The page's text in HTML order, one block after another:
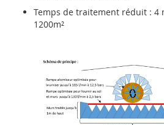
Temps de traitement réduit :
1200m²